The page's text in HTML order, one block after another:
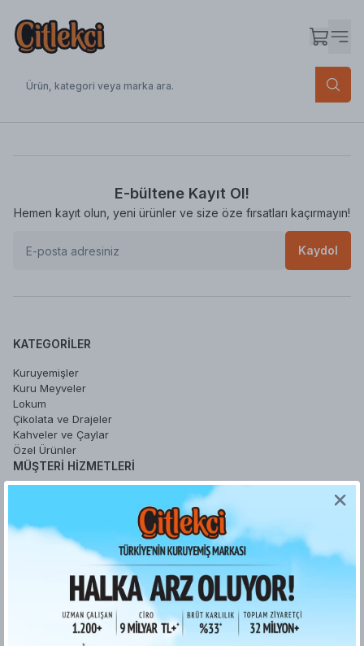
E-bültene Kayıt Ol!
Hemen kayıt olun, yeni ürünler ve size öze fırsatları kaçırmayın!
Kaydol
KATEGORILER
Kuruyemişler
Kuru Meyveler
Lokum
Çikolata ve Drajeler
Kahveler ve Çaylar
Özel Ürünler
MÜŞTERI HIZMETLERI
Şifremi Unuttum
Favori Ürünlerim
Sipariş İşlemleri
Gizlilik ve Güvenlik
İade ve Değişim Koşulları